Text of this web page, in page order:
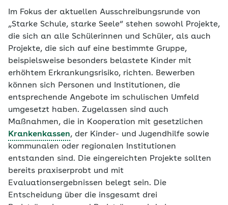
Im Fokus der aktuellen Ausschreibungsrunde von
„Starke Schule, starke Seele“ stehen sowohl Projekte,
die sich an alle Schülerinnen und Schüler, als auch
Projekte, die sich auf eine bestimmte Gruppe,
beispielsweise besonders belastete Kinder mit
erhöhtem Erkrankungsrisiko, richten. Bewerben
können sich Personen und Institutionen, die
entsprechende Angebote im schulischen Umfeld
umgesetzt haben. Zugelassen sind auch
Maßnahmen, die in Kooperation mit gesetzlichen
Krankenkassen, der Kinder- und Jugendhilfe sowie
kommunalen oder regionalen Institutionen
entstanden sind. Die eingereichten Projekte sollten
bereits praxiserprobt und mit
Evaluationsergebnissen belegt sein. Die
Entscheidung über die insgesamt drei